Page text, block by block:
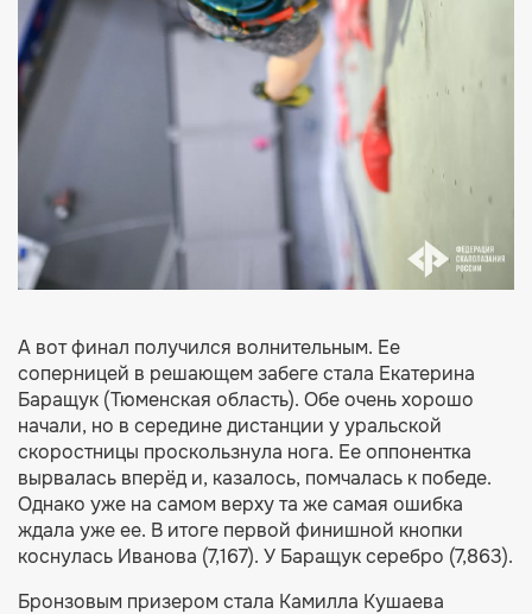
А вот финал получился волнительным. Ее
соперницей в решающем забеге стала Екатерина
Баращук (Тюменская область). Обе очень хорошо
начали, но в середине дистанции у уральской
скоростницы проскользнула нога. Ее оппонентка
вырвалась вперёд и, казалось, помчалась к победе.
Однако уже на самом верху та же самая ошибка
ждала уже ее. В итоге первой финишной кнопки
коснулась Иванова (7,167). У Баращук серебро (7,863).
Бронзовым призером стала Камилла Кушаева